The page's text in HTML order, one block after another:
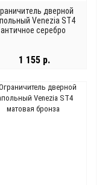
дверной
Venezia ST4
античное серебро
1 155 р.